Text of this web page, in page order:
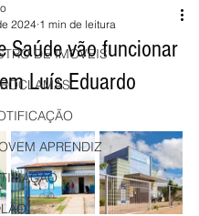
DE IMÓVEIS
APRENDIZ
Saúde vão funcionar
Luís Eduardo
2024 1 min de leitura